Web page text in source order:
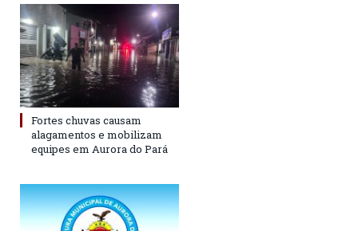
Fortes chuvas causam
alagamentos e mobilizam
equipes em Aurora do Pará